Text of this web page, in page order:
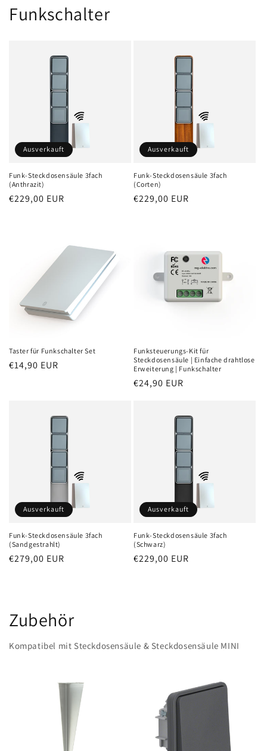
Funkschalter
Ausverkauft
Funk-Steckdosensäule 3fach
(Anthrazit)
Normaler
€229,00 EUR
Ausverkauft
Funk-Steckdosensäule 3fach
(Corten)
Normaler
€229,00 EUR
Taster für Funkschalter Set
Normaler
€14,90 EUR
Funksteuerungs-Kit für
Steckdosensäule | Einfache drahtlose
Erweiterung | Funkschalter
Normaler
€24,90 EUR
Ausverkauft
Funk-Steckdosensäule 3fach
(Sandgestrahlt)
Normaler
€279,00 EUR
Ausverkauft
Funk-Steckdosensäule 3fach
(Schwarz)
Normaler
€229,00 EUR
Zubehör
Kompatibel mit Steckdosensäule & Steckdosensäule MINI